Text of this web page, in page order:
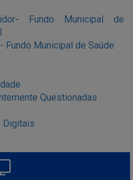
Fundo Municipal de
Fundo Municipal de Saúde
Questionadas
Digitais